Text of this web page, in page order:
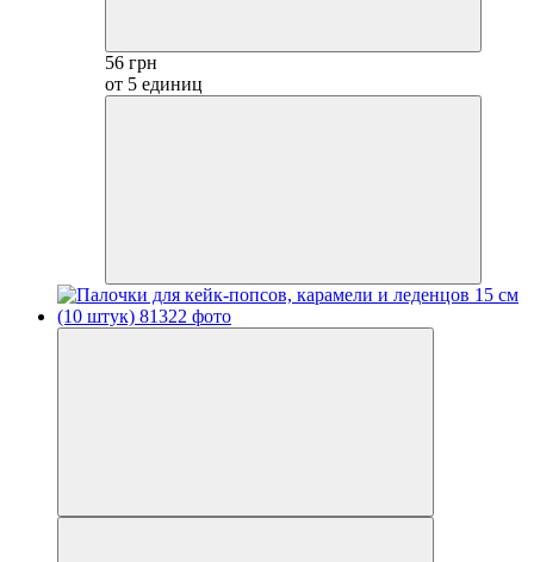
56 грн
от 5 единиц